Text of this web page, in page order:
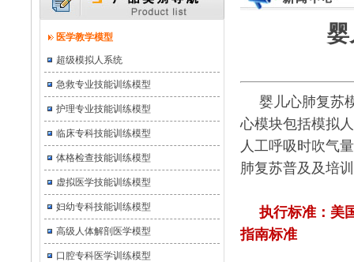
医学教学模型
超级模拟人系统
急救专业技能训练模型
护理专业技能训练模型
临床专科技能训练模型
体格检查技能训练模型
虚拟医学技能训练模型
妇幼专科技能训练模型
高级人体解剖医学模型
口腔专科医学训练模型
婴
婴儿心肺复苏
心模块包括模拟
人工呼吸时吹气
肺复苏普及及培
执行标准：美
指南标准